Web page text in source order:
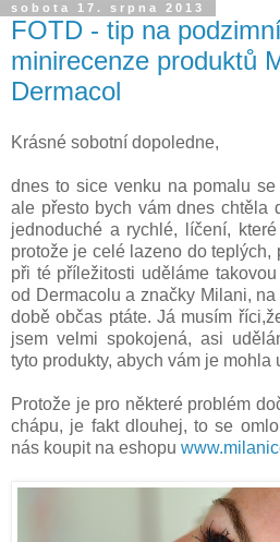
sobota 17. srpna 2013
FOTD - tip na
minirecenze produktů
Dermacol
Krásné sobotní dopoledne,
dnes to sice venku na pomalu
ale přesto bych vám dnes chtěla
jednoduché a rychlé, líčení,
protože je celé lazeno do teplých,
při té příležitosti uděláme
od Dermacolu a značky Milani,
době občas ptáte. Já musím
jsem velmi spokojená, asi
tyto produkty, abych vám je mohla
Protože je pro některé problém
chápu, je fakt dlouhej, to se
nás koupit na eshopu